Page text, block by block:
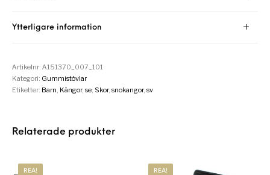
Ytterligare information
Artikelnr:A151370_007_101
Kategori: Gummistövlar
Etiketter: Barn Kängor,se Skor,snokangor,sv
Relaterade produkter
REA! REA!